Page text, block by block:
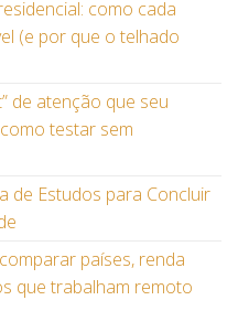
como cada
(e por que o telhado
de atenção que seu
testar sem
de Estudos para Concluir
países, renda
que trabalham remoto